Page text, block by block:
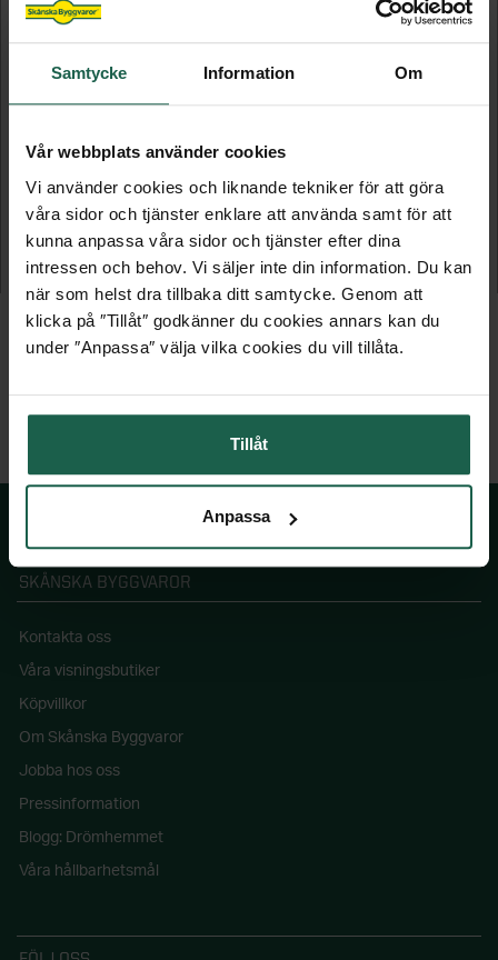
Samtycke Information Om
Vår webbplats använder cookies
Vi använder cookies och liknande tekniker för att göra
våra sidor och tjänster enklare att använda samt för att
kunna anpassa våra sidor och tjänster efter dina
intressen och behov. Vi säljer inte din information. Du kan
när som helst dra tillbaka ditt samtycke. Genom att
klicka på ″Tillåt″ godkänner du cookies annars kan du
under ″Anpassa″ välja vilka cookies du vill tillåta.
Tillåt
Anpassa
SAUNASWEDEN BASTUARMATUR
Med glaskupa
609 kr
BASTUARMATUR
Med glaskupa
1 069 kr
SKÅNSKA BYGGVAROR
Kontakta oss
Våra visningsbutiker
Köpvillkor
Om Skånska Byggvaror
Jobba hos oss
Pressinformation
Blogg: Drömhemmet
Våra hållbarhetsmål